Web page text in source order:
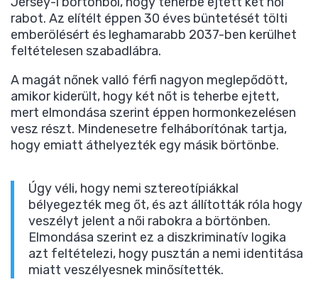
rabot. Az elítélt éppen 30 éves büntetését tölti
emberölésért és leghamarabb 2037-ben kerülhet
feltételesen szabadlábra.
A magát nőnek valló férfi nagyon meglepődött,
amikor kiderült, hogy két nőt is teherbe ejtett,
mert elmondása szerint éppen hormonkezelésen
vesz részt. Mindenesetre felháborítónak tartja,
hogy emiatt áthelyezték egy másik börtönbe.
Úgy véli, hogy nemi sztereotípiákkal
bélyegezték meg őt, és azt állították róla hogy
veszélyt jelent a női rabokra a börtönben.
Elmondása szerint ez a diszkriminatív logika
azt feltételezi, hogy pusztán a nemi identitása
miatt veszélyesnek minősítették.